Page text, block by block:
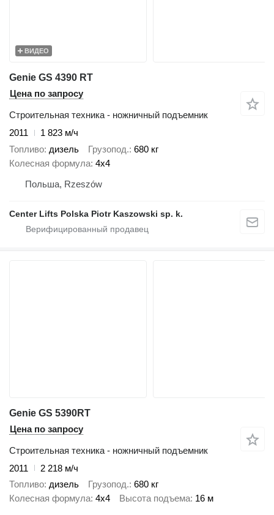
ВИДЕО
Genie GS 4390 RT
Цена по запросу
Строительная техника - ножничный подъемник
2011
1 823 м/ч
Топливо дизель Грузопод. 680 кг
Колесная формула 4x4
Польша, Rzeszów
Center Lifts Polska Piotr Kaszowski sp. k.
Genie GS 5390RT
Цена по запросу
Строительная техника - ножничный подъемник
2011
2 218 м/ч
Топливо дизель Грузопод. 680 кг
Колесная формула 4x4 Высота подъема 16 м